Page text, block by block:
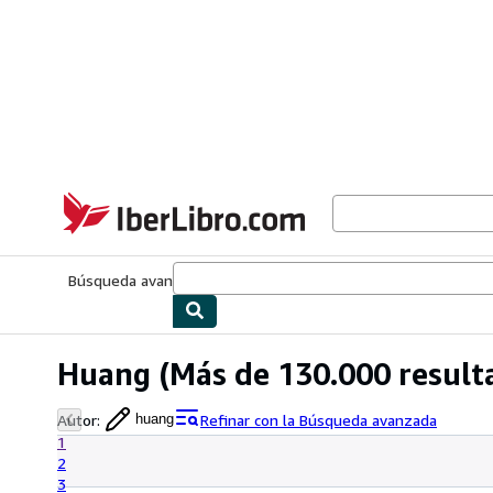
IberLibro.com
Búsqueda avanzada
Huang (Más de 130.000
Autor: huang
Refinar con la Búsqueda avanzada
1
2
3